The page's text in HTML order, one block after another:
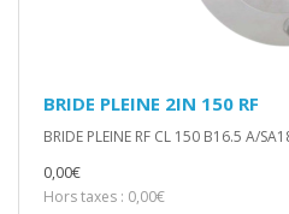
BRIDE PLEINE 2IN 150 RF
BRIDE PLEINE RF CL 150 B16.5 A/
0,00€
Hors taxes : 0,00€